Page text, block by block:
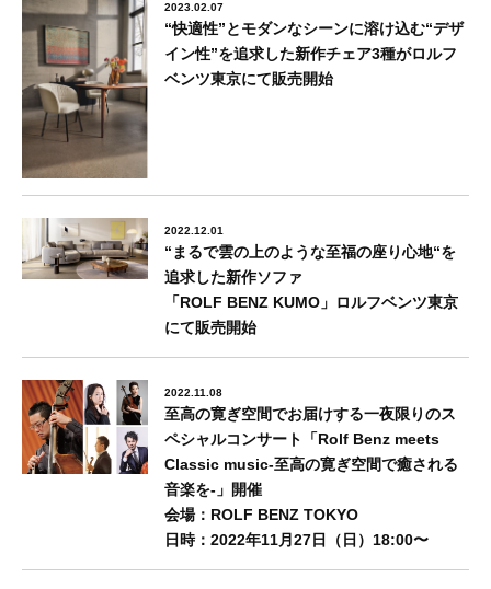
2023.02.07
“快適性”とモダンなシーンに溶け込む“デザ
イン性”を追求した新作チェア3種がロルフ
ベンツ東京にて販売開始
2022.12.01
“まるで雲の上のような至福の座り心地“を
追求した新作ソファ
「ROLF BENZ KUMO」ロルフベンツ東京
にて販売開始
2022.11.08
至高の寛ぎ空間でお届けする一夜限りのス
ペシャルコンサート「Rolf Benz meets
Classic music-至高の寛ぎ空間で癒される
音楽を-」開催
会場：ROLF BENZ TOKYO
⽇時：2022年11月27⽇（⽇）18:00〜